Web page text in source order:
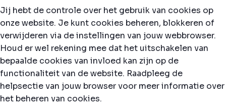
Jij hebt de controle over het gebruik van cookies op
onze website. Je kunt cookies beheren, blokkeren of
verwijderen via de instellingen van jouw webbrowser.
Houd er wel rekening mee dat het uitschakelen van
bepaalde cookies van invloed kan zijn op de
functionaliteit van de website. Raadpleeg de
helpsectie van jouw browser voor meer informatie over
het beheren van cookies.